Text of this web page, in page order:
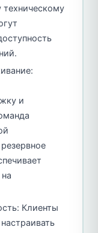
и
Клиенты